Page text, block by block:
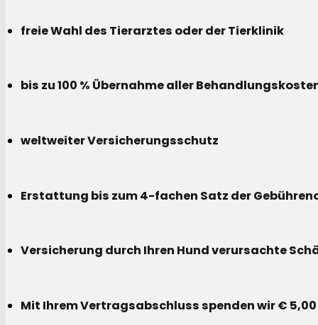
freie Wahl des Tierarztes oder der Tierklinik
bis zu 100 % Übernahme aller
weltweiter Versicherungsschutz
Erstattung bis zum 4-fachen Satz der
Versicherung durch Ihren Hund verursachte
Mit Ihrem Vertragsabschluss spenden wir €